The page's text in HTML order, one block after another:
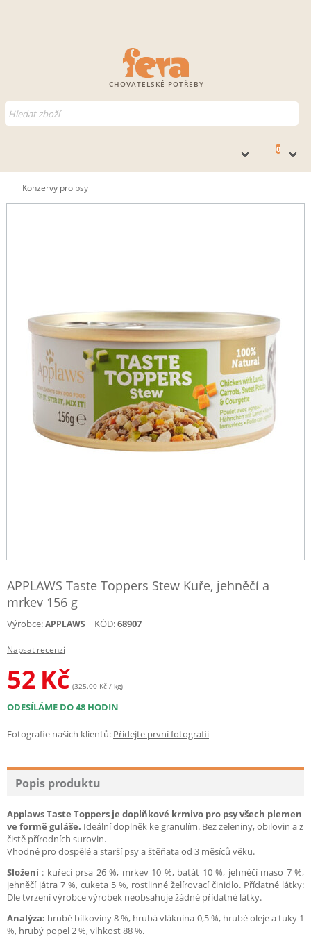
CHOVATELSKÉ POTŘEBY
0
Konzervy pro psy
APPLAWS Taste Toppers Stew Kuře, jehněčí a
mrkev 156 g
Výrobce:APPLAWS KÓD:68907
Napsat recenzi
52 Kč (325.00 Kč / kg)
ODESÍLÁME DO 48 HODIN
Fotografie našich klientů: Přidejte první fotografii
Popis produktu
Applaws Taste Toppers je doplňkové krmivo pro psy všech plemen
ve formě guláše. Ideální doplněk ke granulím. Bez zeleniny, obilovin a z
čistě přírodních surovin.
Vhodné pro dospělé a starší psy a štěňata od 3 měsíců věku.
Složení : kuřecí prsa 26 %, mrkev 10 %, batát 10 %, jehněčí maso 7 %,
jehněčí játra 7 %, cuketa 5 %, rostlinné želírovací činidlo. Přídatné látky:
Dle tvrzení výrobce výrobek neobsahuje žádné přídatné látky.
Analýza: hrubé bílkoviny 8 %, hrubá vláknina 0,5 %, hrubé oleje a tuky 1
%, hrubý popel 2 %, vlhkost 88 %.